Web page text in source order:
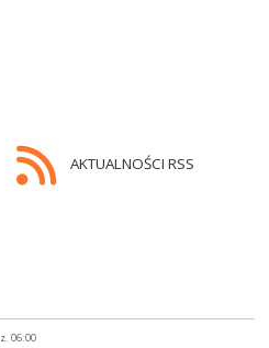
AKTUALNOŚCI RSS
06:00